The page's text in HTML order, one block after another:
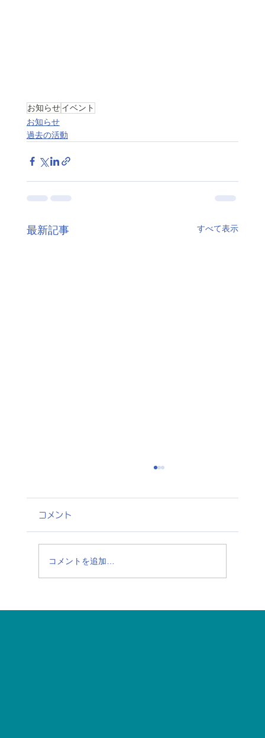
お知らせ イベント
お知らせ
過去の活動
最新記事 すべて表示
ジャパンフェア＠ワシントン州ベルビュ
コメント
コメントを追加…